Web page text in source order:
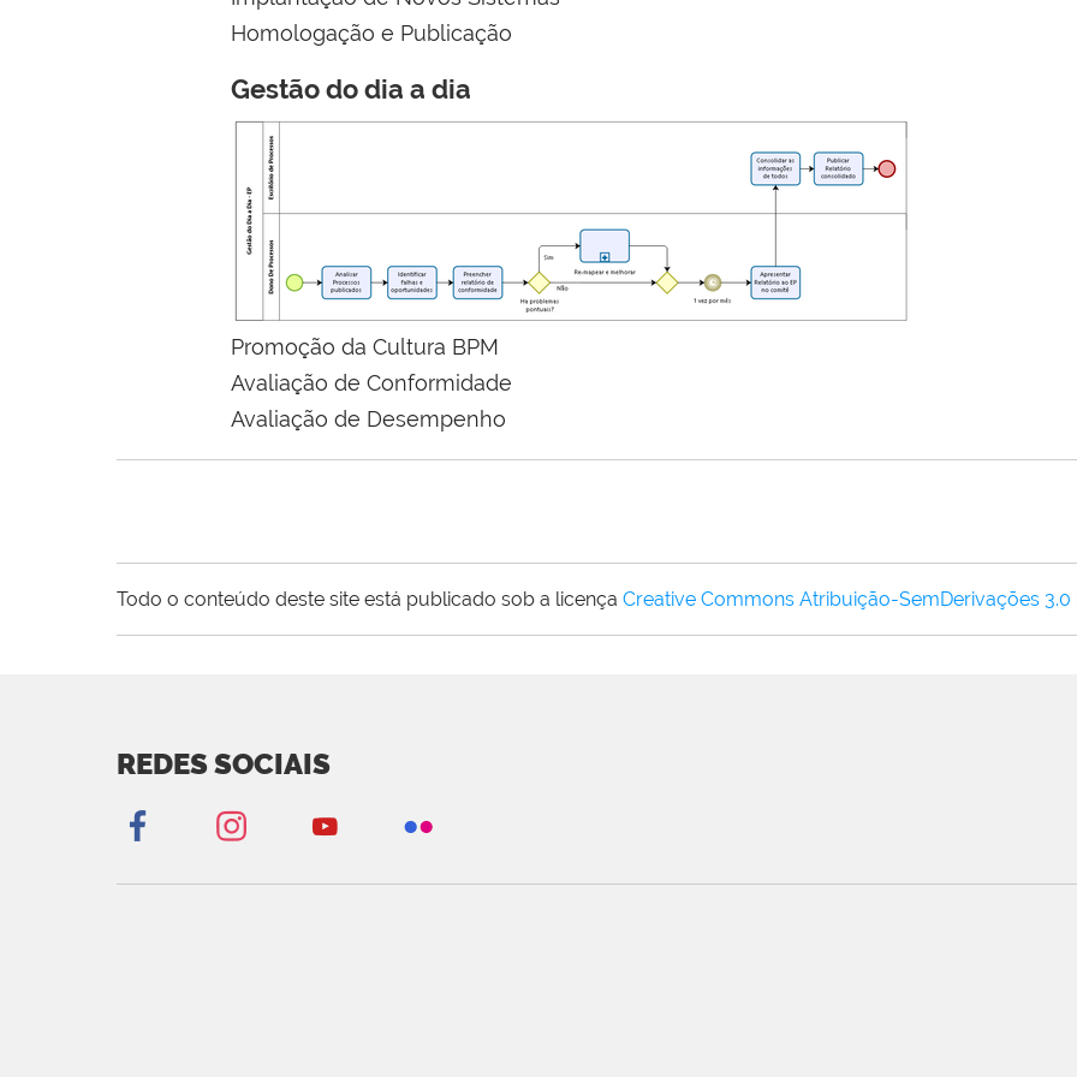
Homologação e Publicação
Gestão do dia a dia
Promoção da Cultura BPM
Avaliação de Conformidade
Avaliação de Desempenho
Todo o conteúdo deste site está publicado sob a licença Creative Commons Atribuição-SemDerivações
REDES SOCIAIS